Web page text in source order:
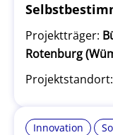
Projektträger:
Rotenburg
Projektstandort:
Innovation